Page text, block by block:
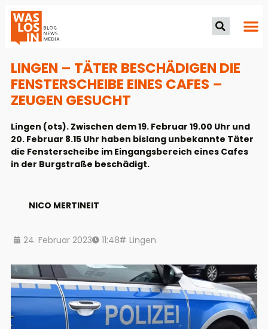
LINGEN – TÄTER BESCHÄDIGEN DIE
FENSTERSCHEIBE EINES CAFES –
ZEUGEN GESUCHT
Lingen (ots). Zwischen dem 19. Februar 19.00 Uhr und
20. Februar 8.15 Uhr haben bislang unbekannte Täter
die Fensterscheibe im Eingangsbereich eines Cafes
in der Burgstraße beschädigt.
NICO MERTINEIT
24. Februar 2023 11:48 Lingen